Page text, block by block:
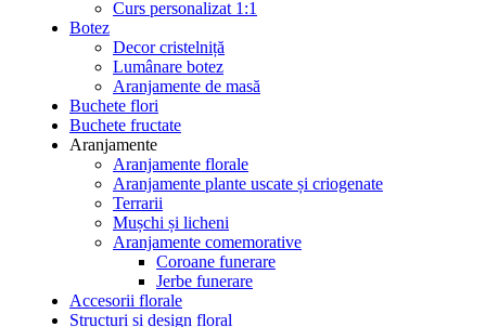
Curs personalizat 1:1
Botez
Decor cristelniță
Lumânare botez
Aranjamente de masă
Buchete flori
Buchete fructate
Aranjamente
Aranjamente florale
Aranjamente plante uscate și criogenate
Terrarii
Mușchi și licheni
Aranjamente comemorative
Coroane funerare
Jerbe funerare
Accesorii florale
Structuri și design floral